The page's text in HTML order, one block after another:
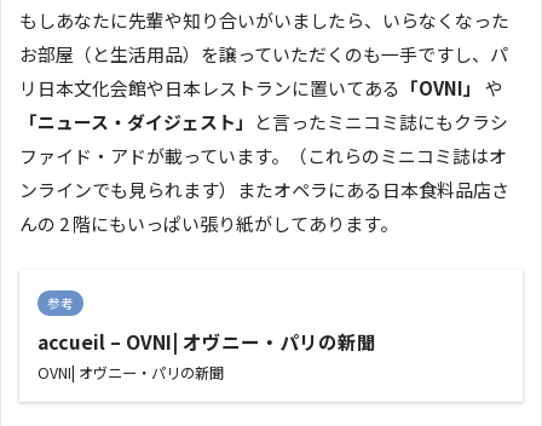
もしあなたに先輩や知り合いがいましたら、いらなくなった
お部屋（と生活用品）を譲っていただくのも一手ですし、パ
リ日本文化会館や日本レストランに置いてある 「OVNI」
や
「ニュース・ダイジェスト」
と言ったミニコミ誌にもクラシ
ファイド・アドが載っています。（これらのミニコミ誌はオ
ンラインでも見られます）またオペラにある日本食料品店さ
んの 2 階にもいっぱい張り紙がしてあります。
参考
accueil – OVNI| オヴニー・パリの新聞
OVNI| オヴニー・パリの新聞